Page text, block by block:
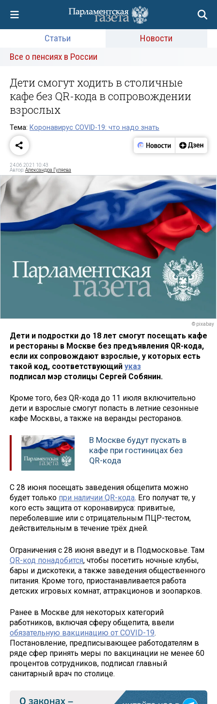
Статьи
Новости
Все о пенсиях в России
Дети смогут ходить в столичные
кафе без QR-кода в сопровождении
взрослых
Тема: Коронавирус COVID-19: что надо знать
24.06.2021 10:43
Автор:Александра Гуляева
© pixabay
Дети и подростки до 18 лет смогут посещать кафе
и рестораны в Москве без предъявления QR-кода,
если их сопровождают взрослые, у которых есть
такой код, соответствующий указ
подписал мэр столицы Сергей Собянин.
Кроме того, без QR-кода до 11 июля включительно
дети и взрослые смогут попасть в летние сезонные
кафе Москвы, а также на веранды ресторанов.
В Москве будут пускать в
кафе при гостиницах без
QR-кода
С 28 июня посещать заведения общепита можно
будет только при наличии QR-кода. Его получат те, у
кого есть защита от коронавируса: привитые,
переболевшие или с отрицательным ПЦР-тестом,
действительным в течение трёх дней.
Ограничения с 28 июня введут и в Подмосковье. Там
QR-код понадобится, чтобы посетить ночные клубы,
бары и дискотеки, а также заведения общественного
питания. Кроме того, приостанавливается работа
детских игровых комнат, аттракционов и зоопарков.
Ранее в Москве для некоторых категорий
работников, включая сферу общепита, ввели
обязательную вакцинацию от COVID-19.
Постановление, предписывающее работодателям в
ряде сфер принять меры по вакцинации не менее 60
процентов сотрудников, подписал главный
санитарный врач по столице.